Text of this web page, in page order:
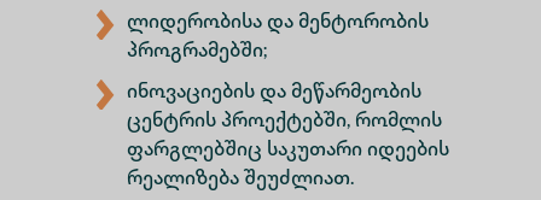
ლიდერობისა და მენტორობის
პროგრამებში;
ინოვაციების და მეწარმეობის
ცენტრის პროექტებში, რომლის
ფარგლებშიც საკუთარი იდეების
რეალიზება შეუძლიათ.